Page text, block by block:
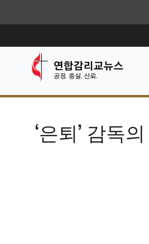
‘은퇴’ 감독